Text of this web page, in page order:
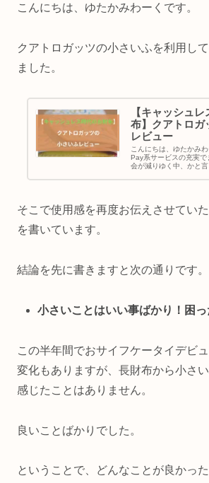
こんにちは、ゆたかみわーくです。
クアトロガッツの小さいふを利用し
ました。
【キャッシュ
布】クアトロガ
レビュー
こんにちは、ゆたかみ
Pay系サービスの充実
会が減りゆく中、かと
型化することを実行し
そこで使用感を再度お伝えさせてい
を書いています。
結論を先に書きますと次の通りです。
小さいことはいい事ばかり！困っ
この半年間でおサイフケータイデビ
変化もありますが、長財布から小さ
感じたことはありません。
良いことばかりでした。
ということで、どんなことが良かっ